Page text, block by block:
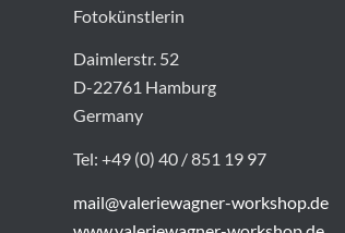
Fotokünstlerin
Daimlerstr. 52
D-22761 Hamburg
Germany
Tel: +49 (0) 40 / 851 19 97
mail@valeriewagner-workshop.de